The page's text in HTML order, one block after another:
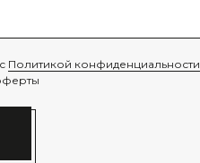
Политикой конфиденциальности